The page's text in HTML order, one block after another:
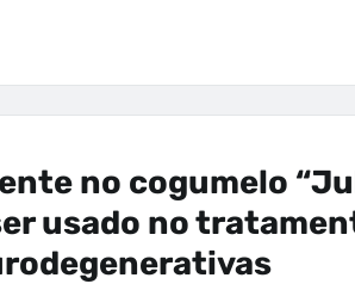
no cogumelo
usado no